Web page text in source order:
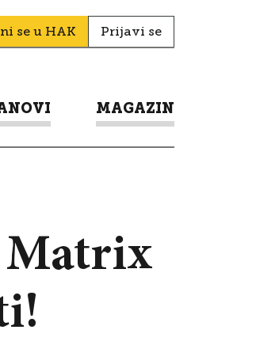
se u HAK Prijavi se
MAGAZIN
Matrix